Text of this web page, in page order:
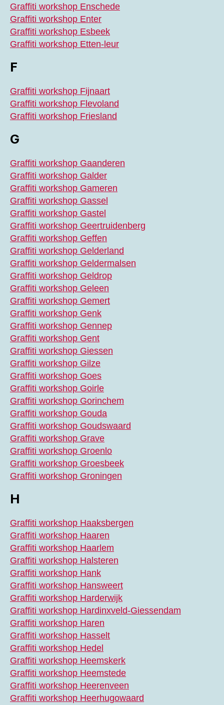
Graffiti workshop Enschede
Graffiti workshop Enter
Graffiti workshop Esbeek
Graffiti workshop Etten-leur
F
Graffiti workshop Fijnaart
Graffiti workshop Flevoland
Graffiti workshop Friesland
G
Graffiti workshop Gaanderen
Graffiti workshop Galder
Graffiti workshop Gameren
Graffiti workshop Gassel
Graffiti workshop Gastel
Graffiti workshop Geertruidenberg
Graffiti workshop Geffen
Graffiti workshop Gelderland
Graffiti workshop Geldermalsen
Graffiti workshop Geldrop
Graffiti workshop Geleen
Graffiti workshop Gemert
Graffiti workshop Genk
Graffiti workshop Gennep
Graffiti workshop Gent
Graffiti workshop Giessen
Graffiti workshop Gilze
Graffiti workshop Goes
Graffiti workshop Goirle
Graffiti workshop Gorinchem
Graffiti workshop Gouda
Graffiti workshop Goudswaard
Graffiti workshop Grave
Graffiti workshop Groenlo
Graffiti workshop Groesbeek
Graffiti workshop Groningen
H
Graffiti workshop Haaksbergen
Graffiti workshop Haaren
Graffiti workshop Haarlem
Graffiti workshop Halsteren
Graffiti workshop Hank
Graffiti workshop Hansweert
Graffiti workshop Harderwijk
Graffiti workshop Hardinxveld-Giessendam
Graffiti workshop Haren
Graffiti workshop Hasselt
Graffiti workshop Hedel
Graffiti workshop Heemskerk
Graffiti workshop Heemstede
Graffiti workshop Heerenveen
Graffiti workshop Heerhugowaard